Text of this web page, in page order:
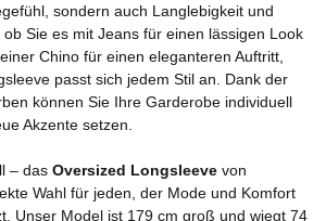
sondern auch Langlebigkeit und
Sie es mit Jeans für einen lässigen Look
Chino für einen eleganteren Auftritt,
passt sich jedem Stil an. Dank der
können Sie Ihre Garderobe individuell
Akzente setzen.
– das Oversized Longsleeve von
Wahl für jeden, der Mode und Komfort
Unser Model ist 179 cm groß und wiegt 74